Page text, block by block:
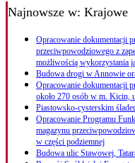
Najnowsze w: Krajowe
Opracowanie dokumentacji
przeciwpowodziowego z
możliwością wykorzystania
Budowa drogi w Annowie
Opracowanie dokumentacji
około 270 osób w m. Kicin,
Piastowsko-cysterskim
Opracowanie Programu
magazynu
w części podziemnej
Budowa ulic Stawowej,